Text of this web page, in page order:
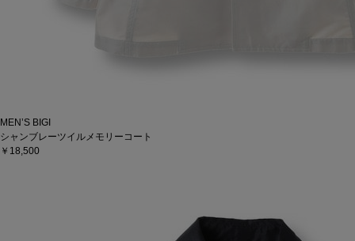
MEN’S BIGI
シャンブレーツイルメモリーコート
￥18,500